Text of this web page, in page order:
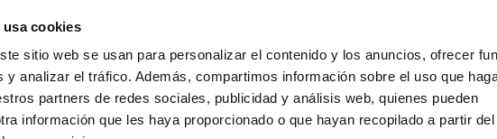
usa cookies
sitio web se usan para personalizar el contenido y los anuncios, ofrecer
y analizar el tráfico. Además, compartimos información sobre el uso que
partners de redes sociales, publicidad y análisis web, quienes pueden
información que les haya proporcionado o que hayan recopilado a partir